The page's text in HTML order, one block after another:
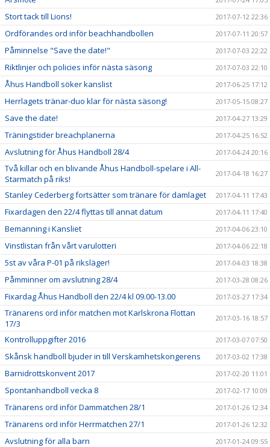
Stort tack till Lions! 2017-07-12 22:36
Ordförandes ord inför beachhandbollen 2017-07-11 20:57
Påminnelse "Save the date!" 2017-07-03 22:22
Riktlinjer och policies inför nästa säsong 2017-07-03 22:10
Åhus Handboll söker kanslist 2017-06-25 17:12
Herrlagets tränar-duo klar för nästa säsong! 2017-05-15 08:27
Save the date! 2017-04-27 13:29
Träningstider breachplanerna 2017-04-25 16:52
Avslutning för Åhus Handboll 28/4 2017-04-24 20:16
Två killar och en blivande Åhus Handboll-spelare i All-
Starmatch på riks!
2017-04-18 16:27
Stanley Cederberg fortsätter som tränare för damlaget 2017-04-11 17:43
Fixardagen den 22/4 flyttas till annat datum 2017-04-11 17:40
Bemanning i Kansliet 2017-04-06 23:10
Vinstlistan från vårt varulotteri 2017-04-06 22:18
5st av våra P-01 på riksläger! 2017-04-03 18:38
Påmminner om avslutning 28/4 2017-03-28 08:26
Fixardag Åhus Handboll den 22/4 kl 09.00-13.00 2017-03-27 17:34
Tränarens ord inför matchen mot Karlskrona Flottan
17/3
2017-03-16 18:57
Kontrolluppgifter 2016 2017-03-07 07:50
Skånsk handboll bjuder in till Verskamhetskongerens 2017-03-02 17:38
Barnidrottskonvent 2017 2017-02-20 11:01
Spontanhandboll vecka 8 2017-02-17 10:09
Tränarens ord inför Dammatchen 28/1 2017-01-26 12:34
Tränarens ord inför Herrmatchen 27/1 2017-01-26 12:32
Avslutning för alla barn 2017-01-24 09:55